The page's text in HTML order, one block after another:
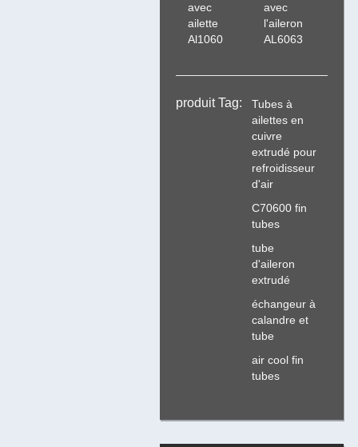
avec
ailette
Al1060
avec
l'aileron
AL6063
produit Tag:
Tubes à
ailettes en
cuivre
extrudé pour
refroidisseur
d'air
C70600 fin
tubes
tube
d'aileron
extrudé
échangeur à
calandre et
tube
air cool fin
tubes